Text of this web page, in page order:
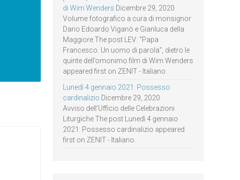
di Wim Wenders Dicembre 29, 2020
Volume fotografico a cura di monsignor
Dario Edoardo Viganò e Gianluca della
Maggiore The post LEV: “Papa
Francesco. Un uomo di parola”, dietro le
quinte dell’omonimo film di Wim Wenders
appeared first on ZENIT - Italiano.
Lunedì 4 gennaio 2021: Possesso
cardinalizio Dicembre 29, 2020
Avviso dell’Ufficio delle Celebrazioni
Liturgiche The post Lunedì 4 gennaio
2021: Possesso cardinalizio appeared
first on ZENIT - Italiano.